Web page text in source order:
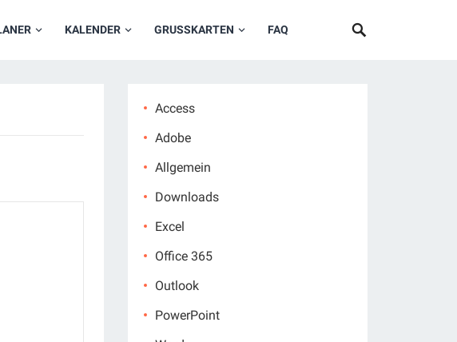
KALENDER GRUSSKARTEN FAQ
Access
Adobe
Allgemein
Downloads
Excel
Office 365
Outlook
PowerPoint